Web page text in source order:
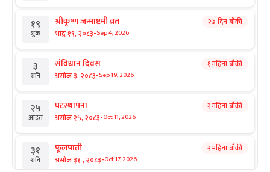
१९
शुक्र
श्रीकृष्ण जन्माष्टमी व्रत
भाद्र १९, २०८३-Sep 4, 2026
२७ दिन बाँकी
३
शनि
संविधान दिवस
असोज ३, २०८३-Sep 19, 2026
१ महिना बाँकी
२५
आइत
घटस्थापना
असोज २५, २०८३-Oct 11, 2026
२ महिना बाँकी
३१
शनि
फूलपाती
असोज ३१ , २०८३-Oct 17, 2026
२ महिना बाँकी